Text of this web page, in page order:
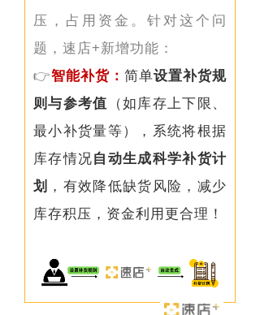
压，占用资金。 针对这个问
题，速店+新增功能：
👉智能补货： 简单设置补货规
则与参考值 （如库存上下限、
最小补货量等），系统将根据
库存情况自动生成科学补货计
划 ，有效降低缺货风险，减少
库存积压，资金利用更合理！